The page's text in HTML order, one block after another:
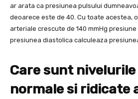
ar arata ca presiunea pulsului
deoarece este de 40. Cu toate acestea,
arteriale crescute de 140 mmHg
presiunea diastolica calculeaza
Care sunt
normale si ridicate